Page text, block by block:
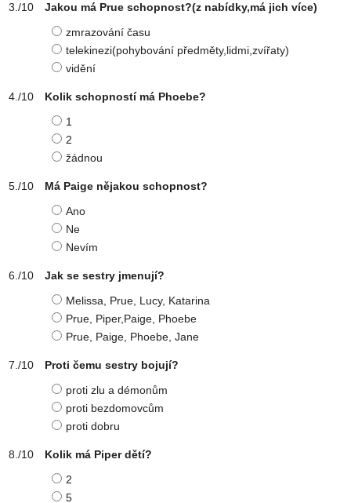
Jakou má Prue schopnost?(z nabídky,má jich více)
zmrazování času
telekinezi(pohybování předměty,lidmi,zvířaty)
vidění
Kolik schopností má Phoebe?
1
2
žádnou
Má Paige nějakou schopnost?
Ano
Ne
Nevím
Jak se sestry jmenují?
Melissa, Prue, Lucy, Katarina
Prue, Piper,Paige, Phoebe
Prue, Paige, Phoebe, Jane
Proti čemu sestry bojují?
proti zlu a démonům
proti bezdomovcům
proti dobru
Kolik má Piper dětí?
2
5